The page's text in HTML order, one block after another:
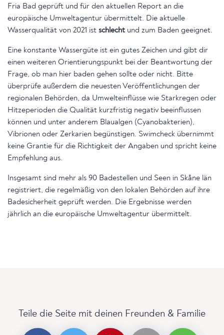
Fria Bad geprüft und für den aktuellen Report an die
europäische Umweltagentur übermittelt. Die aktuelle
Wasserqualität von 2021 ist schlecht und zum Baden geeignet.
Eine konstante Wassergüte ist ein gutes Zeichen und gibt dir
einen weiteren Orientierungspunkt bei der Beantwortung der
Frage, ob man hier baden gehen sollte oder nicht. Bitte
überprüfe außerdem die neuesten Veröffentlichungen der
regionalen Behörden, da Umwelteinflüsse wie Starkregen oder
Hitzeperioden die Qualität kurzfristig negativ beeinflussen
können und unter anderem Blaualgen (Cyanobakterien),
Vibrionen oder Zerkarien begünstigen. Swimcheck übernimmt
keine Grantie für die Richtigkeit der Angaben und spricht keine
Empfehlung aus.
Insgesamt sind mehr als 90 Badestellen und Seen in Skåne län
registriert, die regelmäßig von den lokalen Behörden auf ihre
Badesicherheit geprüft werden. Die Ergebnisse werden
jährlich an die europäische Umweltagentur übermittelt.
Teile die Seite mit deinen Freunden & Familie